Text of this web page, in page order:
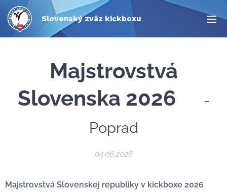
Slovenský zväz kickboxu
Majstrovstvá
Slovenska 2026
🇸🇰 -
Poprad
04.06.2026
Majstrovstvá Slovenskej republiky v kickboxe 2026